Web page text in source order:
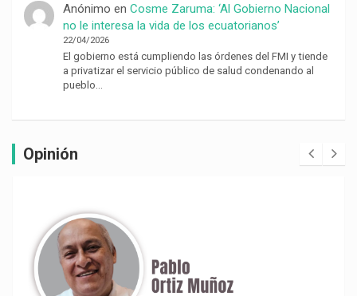
Anónimo en Cosme Zaruma: ‘Al Gobierno Nacional
no le interesa la vida de los ecuatorianos’
22/04/2026
El gobierno está cumpliendo las órdenes del FMI y tiende
a privatizar el servicio público de salud condenando al
pueblo…
Opinión